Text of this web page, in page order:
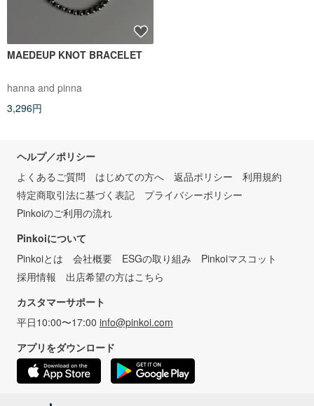
MAEDEUP KNOT BRACELET
hanna and pinna
3,296円
ヘルプ／ポリシー
よくあるご質問
はじめての方へ 返品ポリシー
利用規約
特定商取引法に基づく表記
プライバシーポリシー
Pinkoiのご利用の流れ
Pinkoiについて
Pinkoiとは
会社概要 ESGの取り組み
Pinkoiマスコット
採用情報
出店希望の方はこちら
カスタマーサポート
平日10:00〜17:00 info@pinkoi.com
アプリをダウンロード